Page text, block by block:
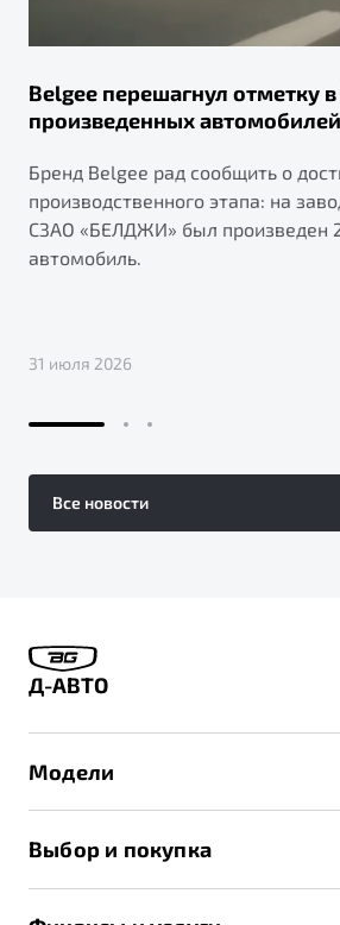
Belgee перешагнул отметку
произведенных автомобилей
Бренд Belgee рад сообщить о
производственного этапа: на
СЗАО «БЕЛДЖИ» был произведен
автомобиль.
31 июля 2026
Все новости
Д-АВТО
Модели
X70
Выбор и покупка